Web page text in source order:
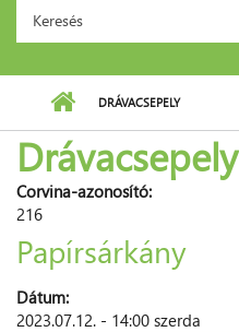
Keresés űrlap
DRÁVACSEPELY
Drávacsepely
Corvina-azonosító:
216
Papírsárkány
Dátum:
2023.07.12. - 14:00 szerda